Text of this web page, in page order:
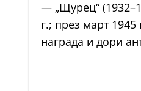
— „Щурец“
г.; през март
награда и дори